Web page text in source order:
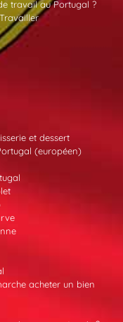
travail au Portugal ?
et dessert
(européen)
acheter un bien